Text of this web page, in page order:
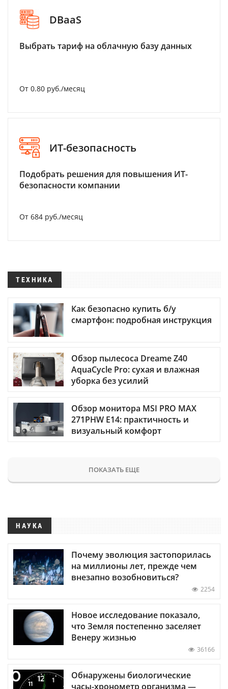
DBaaS
Выбрать тариф на облачную базу данных
От 0.80 руб./месяц
ИТ-безопасность
Подобрать решения для повышения ИТ-
безопасности компании
От 684 руб./месяц
ТЕХНИКА
Как безопасно купить б/у
смартфон: подробная инструкция
Обзор пылесоса Dreame Z40
AquaCycle Pro: сухая и влажная
уборка без усилий
Обзор монитора MSI PRO MAX
271PHW E14: практичность и
визуальный комфорт
ПОКАЗАТЬ ЕЩЕ
НАУКА
Почему эволюция застопорилась
на миллионы лет, прежде чем
внезапно возобновиться?
2254
Новое исследование показало,
что Земля постепенно заселяет
Венеру жизнью
36166
Обнаружены биологические
часы-хронометр организма —